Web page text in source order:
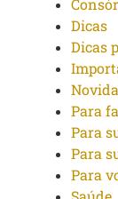
Dicas
Dicas
Para
Para
Para
Para